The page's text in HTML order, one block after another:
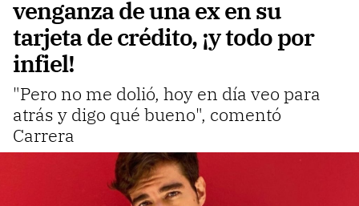
venganza de una ex en su
tarjeta de crédito, ¡y todo por
infiel!
"Pero no me dolió, hoy en día veo para
atrás y digo qué bueno", comentó
Carrera